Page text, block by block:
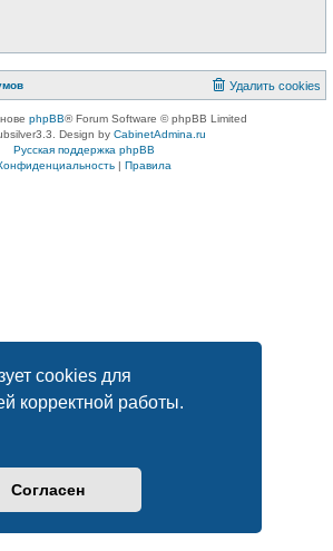
cookies для
корректной работы.
Согласен
Удалить cookies
phpBB® Forum Software © phpBB Limited
Design by CabinetAdmina.ru
Русская поддержка phpBB
| Правила